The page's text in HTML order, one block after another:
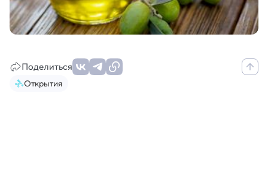
Поделиться
Открытия